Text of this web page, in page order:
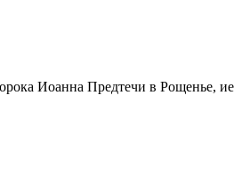
Иоанна Предтечи в Рощенье,